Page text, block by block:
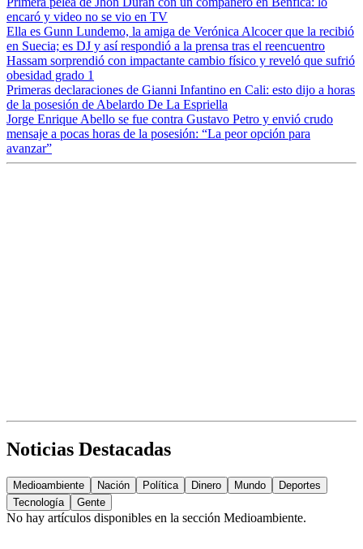
encaró y video no se vio en TV
Ella es Gunn Lundemo, la amiga de Verónica Alcocer que la recibió
en Suecia; es DJ y así respondió a la prensa tras el reencuentro
Hassam sorprendió con impactante cambio físico y reveló que sufrió
obesidad grado 1
Primeras declaraciones de Gianni Infantino en Cali: esto dijo a horas
de la posesión de Abelardo De La Espriella
Jorge Enrique Abello se fue contra Gustavo Petro y envió crudo
mensaje a pocas horas de la posesión: “La peor opción para
avanzar”
Noticias Destacadas
Medioambiente Nación Política Dinero Mundo
Deportes
Tecnología
Gente
No hay artículos disponibles en la sección Medioambiente.